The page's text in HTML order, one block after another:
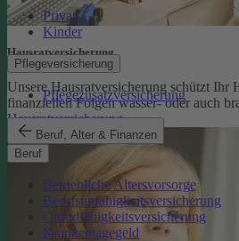
Privat
Kinder
Pflegeversicherung
Pflegezusatzversicherung
Beruf, Alter & Finanzen
Beruf
Betriebliche Altersvorsorge
Berufsunfähigkeitsversicherung
Grundfähigkeitsversicherung
Krankentagegeld
Hausratversicherung
Unsere Hausratversicherung schützt Ihr
finanziellen Folgen wasser- oder auch
Hausratversicherung